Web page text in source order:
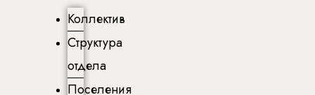
Коллектив
Структура
отдела
Поселения